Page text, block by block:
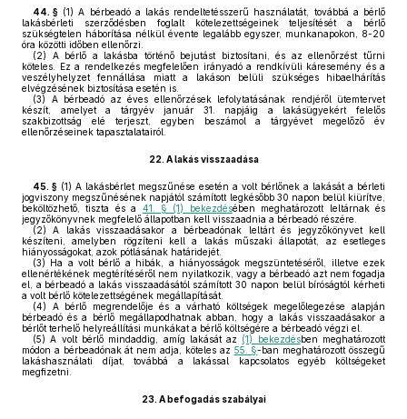
44. § (1) A bérbeadó a lakás rendeltetésszerű használatát, továbbá a bérlő
lakásbérleti szerződésben foglalt kötelezettségeinek teljesítését a bérlő
szükségtelen háborítása nélkül évente legalább egyszer, munkanapokon, 8-20
óra közötti időben ellenőrzi.
(2) A bérlő a lakásba történő bejutást biztosítani, és az ellenőrzést tűrni
köteles. Ez a rendelkezés megfelelően irányadó a rendkívüli káresemény és a
veszélyhelyzet fennállása miatt a lakáson belüli szükséges hibaelhárítás
elvégzésének biztosítása esetén is.
(3) A bérbeadó az éves ellenőrzések lefolytatásának rendjéről ütemtervet
készít, amelyet a tárgyév január 31. napjáig a lakásügyekért felelős
szakbizottság elé terjeszt, egyben beszámol a tárgyévet megelőző év
ellenőrzéseinek tapasztalatairól.
22. A lakás visszaadása
45. § (1) A lakásbérlet megszűnése esetén a volt bérlőnek a lakását a bérleti
jogviszony megszűnésének napjától számított legkésőbb 30 napon belül kiürítve,
beköltözhető, tiszta és a 41. § (1) bekezdésében meghatározott leltárnak és
jegyzőkönyvnek megfelelő állapotban kell visszaadnia a bérbeadó részére.
(2) A lakás visszaadásakor a bérbeadónak leltárt és jegyzőkönyvet kell
készíteni, amelyben rögzíteni kell a lakás műszaki állapotát, az esetleges
hiányosságokat, azok pótlásának határidejét.
(3) Ha a volt bérlő a hibák, a hiányosságok megszüntetéséről, illetve ezek
ellenértékének megtérítéséről nem nyilatkozik, vagy a bérbeadó azt nem fogadja
el, a bérbeadó a lakás visszaadásától számított 30 napon belül bíróságtól kérheti
a volt bérlő kötelezettségének megállapítását.
(4) A bérlő megrendelője és a várható költségek megelőlegezése alapján
bérbeadó és a bérlő megállapodhatnak abban, hogy a lakás visszaadásakor a
bérlőt terhelő helyreállítási munkákat a bérlő költségére a bérbeadó végzi el.
(5) A volt bérlő mindaddig, amíg lakását az (1) bekezdésben meghatározott
módon a bérbeadónak át nem adja, köteles az 55. §-ban meghatározott összegű
lakáshasználati díjat, továbbá a lakással kapcsolatos egyéb költségeket
megfizetni.
23. A befogadás szabályai